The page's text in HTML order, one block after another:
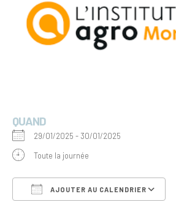
QUAND
29/01/2025 - 30/01/2025
Toute la journée
AJOUTER AU CALENDRIER